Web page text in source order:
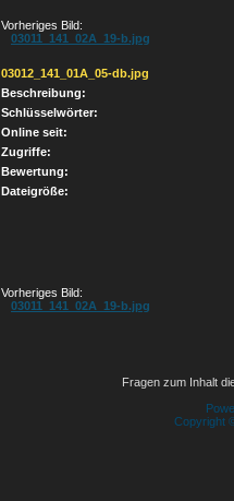
Vorheriges Bild:
03011_141_02A_19-b.jpg
03012_141_01A_05-db.jpg
Beschreibung:
Schlüsselwörter:
Online seit:
Zugriffe:
Bewertung:
Dateigröße:
Vorheriges Bild:
03011_141_02A_19-b.jpg
Fragen zum Inhalt
Copyright